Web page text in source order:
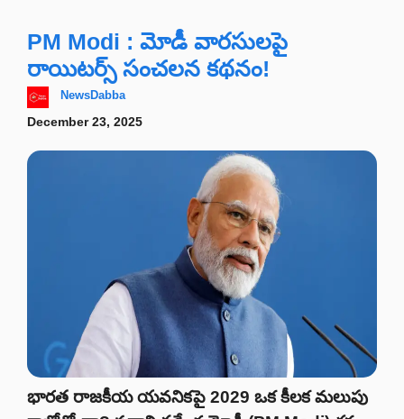
PM Modi : మోడీ వారసులపై
రాయిటర్స్ సంచలన కథనం!
NewsDabba
December 23, 2025
భారత రాజకీయ యవనికపై 2029 ఒక కీలక మలుపు